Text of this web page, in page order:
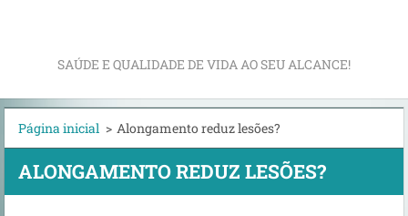
SAÚDE E QUALIDADE DE VIDA AO SEU ALCANCE!
Página inicial > Alongamento reduz lesões?
ALONGAMENTO REDUZ LESÕES?